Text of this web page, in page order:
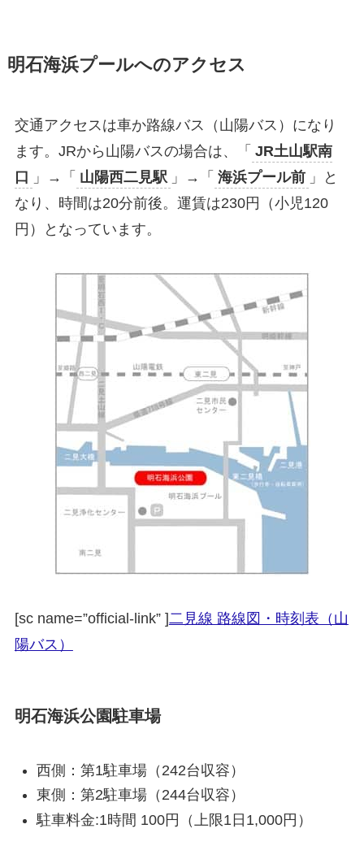
明石海浜プールへのアクセス
交通アクセスは車か路線バス（山陽バス）になり
ます。JRから山陽バスの場合は、「 JR土山駅南
口
」→「 山陽西二見駅 」→「 海浜プール前 」と
なり、時間は20分前後。運賃は230円（小児120
円）となっています。
[sc name=”official-link” ]二見線 路線図・時刻表（山
陽バス）
明石海浜公園駐車場
西側：第1駐車場（242台収容）
東側：第2駐車場（244台収容）
駐車料金:1時間 100円（上限1日1,000円）